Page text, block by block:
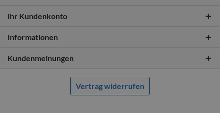
Ihr Kundenkonto
Informationen
Kundenmeinungen
Vertrag widerrufen